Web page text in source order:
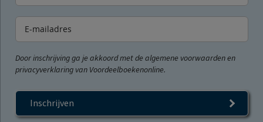
Door inschrijving ga je akkoord met de algemene voorwaarden en
privacyverklaring van Voordeelboekenonline.
Inschrijven